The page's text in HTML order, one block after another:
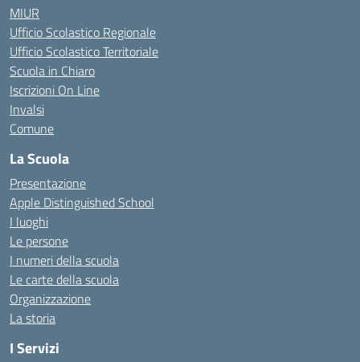
MIUR
Ufficio Scolastico Regionale
Ufficio Scolastico Territoriale
Scuola in Chiaro
Iscrizioni On Line
Invalsi
Comune
La Scuola
Presentazione
Apple Distinguished School
I luoghi
Le persone
I numeri della scuola
Le carte della scuola
Organizzazione
La storia
I Servizi